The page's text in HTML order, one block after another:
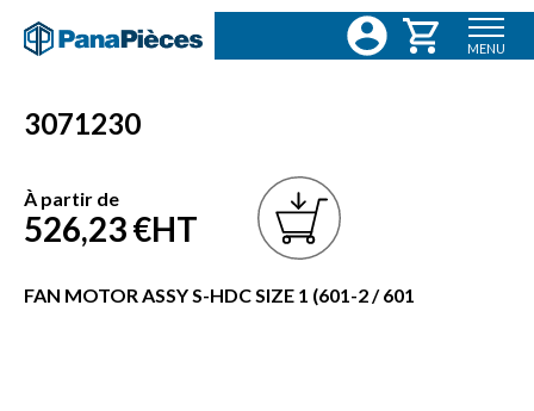
MENU
3071230
À partir de
526,23 €HT
FAN MOTOR ASSY S-HDC SIZE 1 (601-2 / 601